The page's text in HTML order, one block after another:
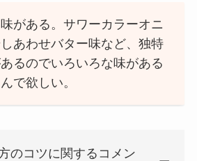
がある。サワーカラーオニ
あわせバター味など、独特
るのでいろいろな味がある
で欲しい。
のコツに関するコメン